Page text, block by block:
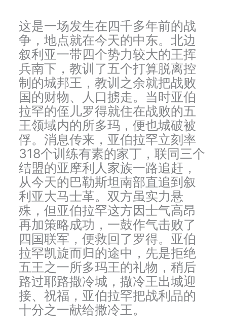
这是一场发生在四千多年前的战
争，地点就在今天的中东。北边
叙利亚一带四个势力较大的王挥
兵南下，教训了五个打算脱离控
制的城邦王，教训之余就把战败
国的财物、人口掳走。当时亚伯
拉罕的侄儿罗得就住在战败的五
王领域内的所多玛，便也城破被
俘。消息传来，亚伯拉罕立刻率
318个训练有素的家丁，联同三个
结盟的亚摩利人家族一路追赶，
从今天的巴勒斯坦南部直追到叙
利亚大马士革。双方虽实力悬
殊，但亚伯拉罕这方因士气高昂
再加策略成功，一鼓作气击败了
四国联军，便救回了罗得。亚伯
拉罕凯旋而归的途中，先是拒绝
五王之一所多玛王的礼物，稍后
路过耶路撒冷城，撒冷王出城迎
接、祝福，亚伯拉罕把战利品的
十分之一献给撒冷王。